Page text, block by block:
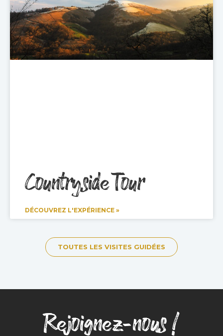
Countryside Tour
DÉCOUVREZ L'EXPÉRIENCE »
TOUTES LES VISITES GUIDÉES
Rejoignez-nous !